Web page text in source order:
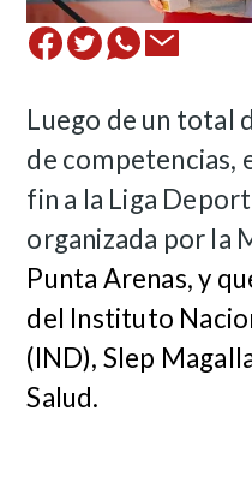
Luego de un total
de competencias,
fin a la Liga
organizada por la
Punta Arenas, y
del Instituto
(IND), Slep
Salud.